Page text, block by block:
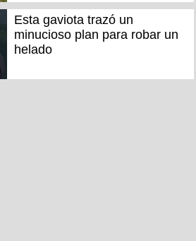
Esta gaviota trazó un
minucioso plan para robar un
helado